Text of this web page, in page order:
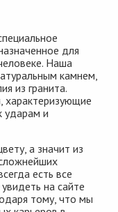
для
Наша
камнем,
из гранита.
характеризующие
ударам и
а значит из
есть все
на сайте
тому, что мы